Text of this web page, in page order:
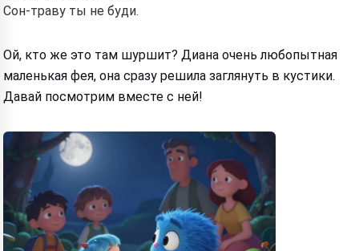
Сон-траву ты не буди.
Ой, кто же это там шуршит? Диана очень любопытная
маленькая фея, она сразу решила заглянуть в кустики.
Давай посмотрим вместе с ней!